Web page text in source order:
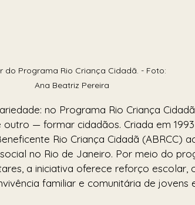
do Programa Rio Criança Cidadã. - Foto:
Ana Beatriz Pereira
no Programa Rio Criança
— formar cidadãos. Criada em
Rio Criança Cidadã (ABRCC)
no Rio de Janeiro. Por meio do
a iniciativa oferece reforço escolar,
familiar e comunitária de jovens